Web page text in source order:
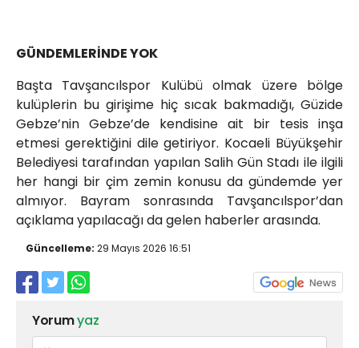
GÜNDEMLERİNDE YOK
Başta Tavşancılspor Kulübü olmak üzere bölge
kulüplerin bu girişime hiç sıcak bakmadığı, Güzide
Gebze’nin Gebze’de kendisine ait bir tesis inşa
etmesi gerektiğini dile getiriyor. Kocaeli Büyükşehir
Belediyesi tarafından yapılan Salih Gün Stadı ile ilgili
her hangi bir çim zemin konusu da gündemde yer
almıyor. Bayram sonrasında Tavşancılspor’dan
açıklama yapılacağı da gelen haberler arasında.
Güncelleme: 29 Mayıs 2026 16:51
Yorumyaz